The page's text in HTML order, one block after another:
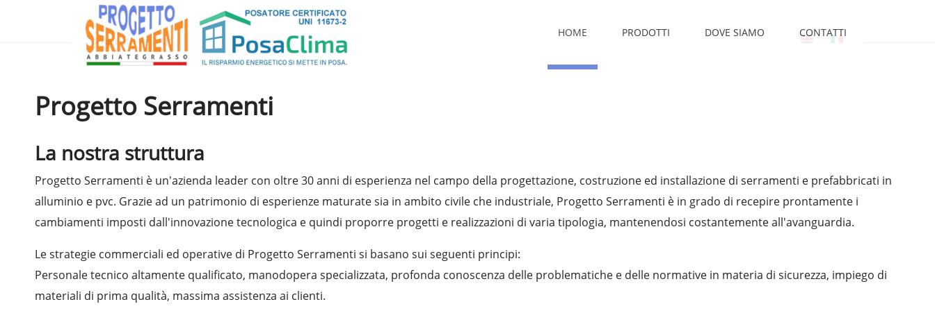
HOME PRODOTTI DOVE SIAMO CONTATTI
Sei qui:Home
Progetto Serramenti
La nostra struttura
Progetto Serramenti è un'azienda leader con oltre 30 anni di esperienza nel campo della progettazione, costruzione ed installazione di serramenti e prefabbricati in
alluminio e pvc. Grazie ad un patrimonio di esperienze maturate sia in ambito civile che industriale, Progetto Serramenti è in grado di recepire prontamente i
cambiamenti imposti dall'innovazione tecnologica e quindi proporre progetti e realizzazioni di varia tipologia, mantenendosi costantemente all'avanguardia.
Le strategie commerciali ed operative di Progetto Serramenti si basano sui seguenti principi:
Personale tecnico altamente qualificato, manodopera specializzata, profonda conoscenza delle problematiche e delle normative in materia di sicurezza, impiego di
materiali di prima qualità, massima assistenza ai clienti.